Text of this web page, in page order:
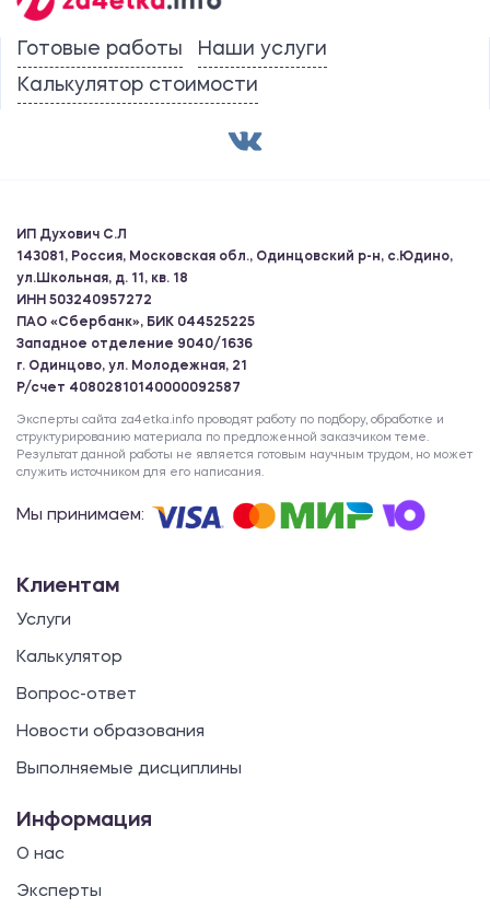
Готовые работы
Наши услуги
Калькулятор стоимости
ИП Духович С.Л
143081, Россия, Московская обл., Одинцовский р-н, с.Юдино,
ул.Школьная, д. 11, кв. 18
ИНН 503240957272
ПАО «Сбербанк», БИК 044525225
Западное отделение 9040/1636
г. Одинцово, ул. Молодежная, 21
Р/счет 40802810140000092587
Эксперты сайта za4etka.info проводят работу по подбору, обработке и
структурированию материала по предложенной заказчиком теме.
Результат данной работы не является готовым научным трудом, но может
служить источником для его написания.
Мы принимаем:
Клиентам
Услуги
Калькулятор
Вопрос-ответ
Новости образования
Выполняемые дисциплины
Информация
О нас
Эксперты